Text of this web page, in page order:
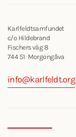
Karlfeldtsamfundet
c/o Hildebrand
Fischers väg 8
744 51 Morgongåva
info@karlfeldt.org